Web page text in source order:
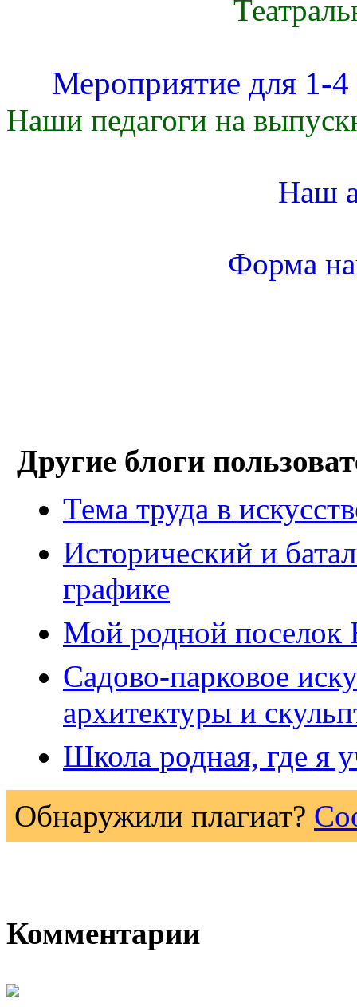
Мероприятие для 1-4
Наши педагоги на
Наш
Форма
Другие блоги
Тема труда в
Исторический и
графике
Мой родной поселок
Садово-парковое
архитектуры и
Школа родная, где я
Обнаружили плагиат?
Комментарии